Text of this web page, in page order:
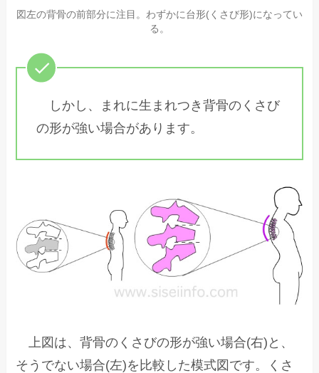
図左の背骨の前部分に注目。わずかに台形(くさび形)になってい
る。
しかし、まれに生まれつき背骨のくさび
の形が強い場合があります。
上図は、背骨のくさびの形が強い場合(右)と、
そうでない場合(左)を比較した模式図です。くさ